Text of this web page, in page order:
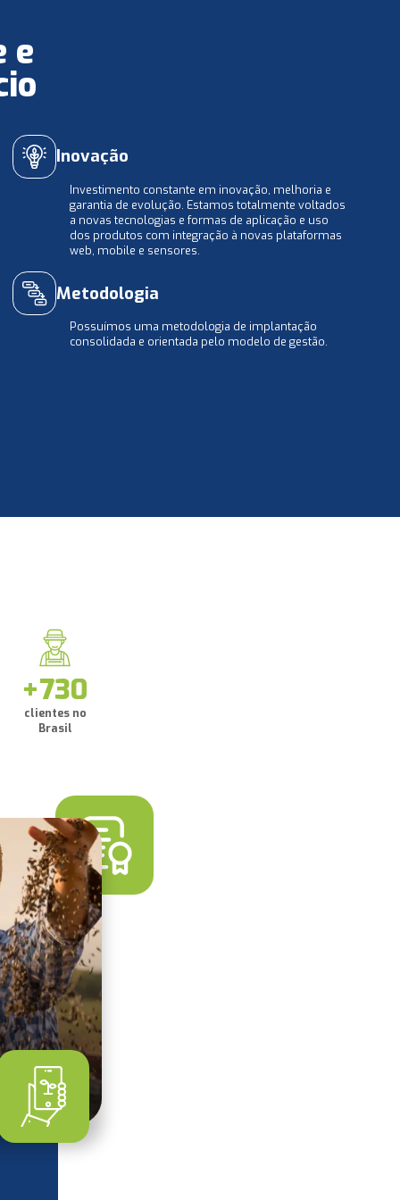
e
Inovação
Investimento constante em inovação, melhoria e
garantia de evolução. Estamos totalmente voltados
a novas tecnologias e formas de aplicação e uso
dos produtos com integração à novas plataformas
web, mobile e sensores.
Metodologia
Possuímos uma metodologia de implantação
consolidada e orientada pelo modelo de gestão.
+730
clientes no
Brasil